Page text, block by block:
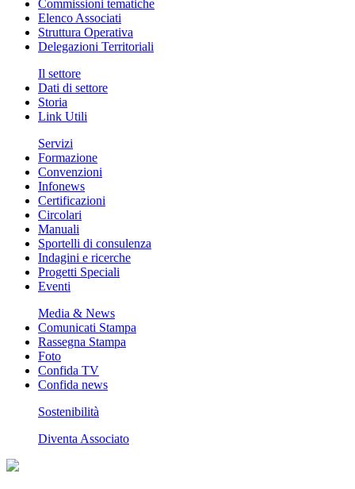
Commissioni tematiche
Elenco Associati
Struttura Operativa
Delegazioni Territoriali
Il settore
Dati di settore
Storia
Link Utili
Servizi
Formazione
Convenzioni
Infonews
Certificazioni
Circolari
Manuali
Sportelli di consulenza
Indagini e ricerche
Progetti Speciali
Eventi
Media & News
Comunicati Stampa
Rassegna Stampa
Foto
Confida TV
Confida news
Sostenibilità
Diventa Associato